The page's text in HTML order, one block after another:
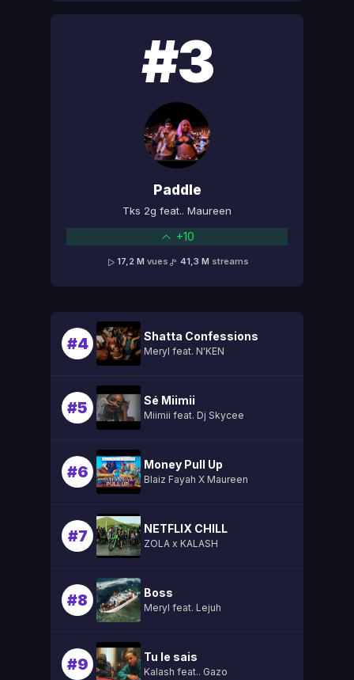
#3
Paddle
Tks 2g feat.. Maureen
+10
17,2 M vues 41,3 M streams
#4 Shatta Confessions
Meryl feat. N'KEN
#5 Sé Miimii
Miimii feat. Dj Skycee
#6 Money Pull Up
Blaiz Fayah X Maureen
#7 NETFLIX CHILL
ZOLA x KALASH
#8 Boss
Meryl feat. Lejuh
#9 Tu le sais
Kalash feat.. Gazo